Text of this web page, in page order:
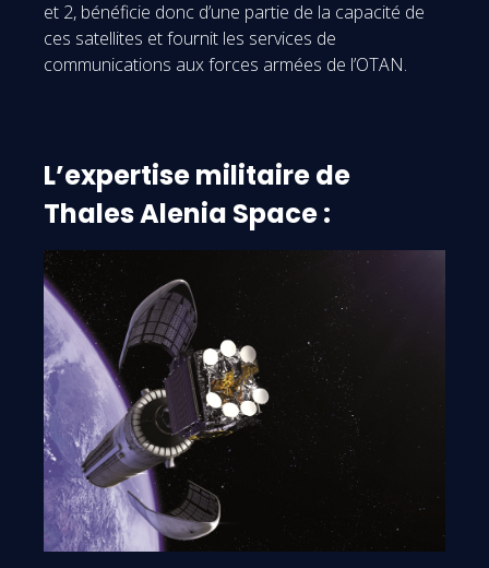
et 2, bénéficie donc d’une partie de la capacité de
ces satellites et fournit les services de
communications aux forces armées de l’OTAN.
L’expertise militaire de
Thales Alenia Space :